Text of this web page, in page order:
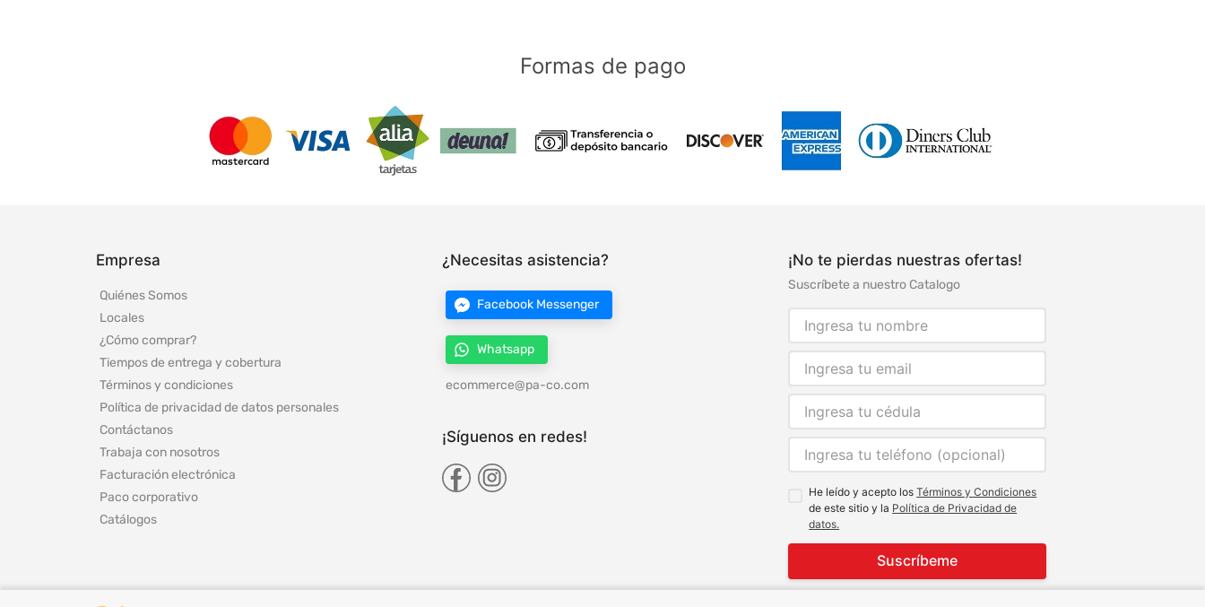
Formas de pago
Empresa
Quiénes Somos
Locales
¿Cómo comprar?
Tiempos de entrega y cobertura
Términos y condiciones
Política de privacidad de datos personales
Contáctanos
Trabaja con nosotros
Facturación electrónica
Paco corporativo
Catálogos
¿Necesitas asistencia?
Facebook Messenger
Whatsapp
ecommerce@pa-co.com
¡Síguenos en redes!
¡No te pierdas nuestras ofertas!
Suscríbete a nuestro Catalogo
He leído y acepto losTérminos y Condiciones
de este sitio y la Política de Privacidad de
datos.
Suscríbeme